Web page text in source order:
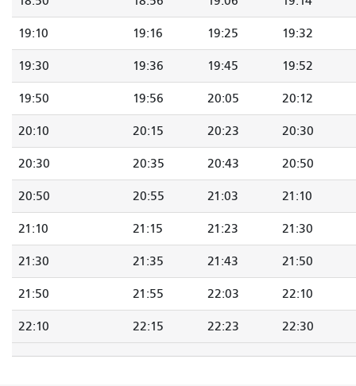
19:10 19:16 19:25 19:32
19:30 19:36 19:45 19:52
19:50 19:56 20:05 20:12
20:10 20:15 20:23 20:30
20:30 20:35 20:43 20:50
20:50 20:55 21:03 21:10
21:10 21:15 21:23 21:30
21:30 21:35 21:43 21:50
21:50 21:55 22:03 22:10
22:10 22:15 22:23 22:30